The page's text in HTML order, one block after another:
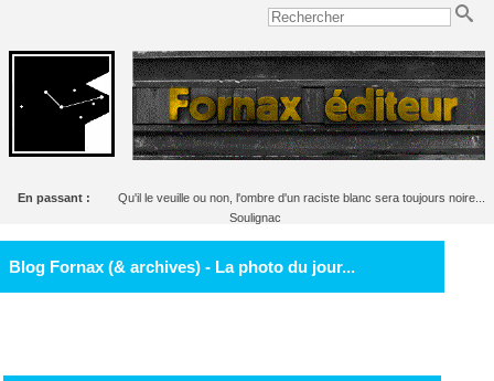
En passant :
Qu'il le veuille ou non, l'ombre d'un raciste blanc sera toujours noire...
Soulignac
Blog Fornax (& archives) - La photo du jour...